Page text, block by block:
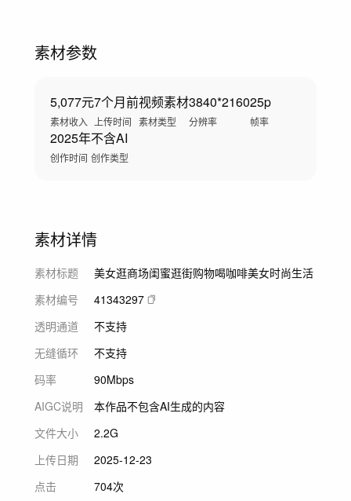
素材参数
5,077元
素材收入
7个月前
上传时间
视频素材
素材类型
3840*2160
分辨率
25p
帧率
2025年
创作时间
不含AI
创作类型
素材详情
素材标题
美女逛商场闺蜜逛街购物喝咖啡美女时尚生活
素材编号
41343297
透明通道
不支持
无缝循环
不支持
码率
90Mbps
AIGC说明
本作品不包含AI生成的内容
文件大小
2.2G
上传日期
2025-12-23
点击
704次